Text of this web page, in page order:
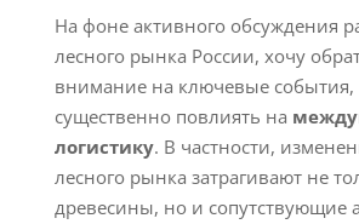
На фоне активного обсуждения
лесного рынка России, хочу
внимание на ключевые события,
существенно повлиять на
логистику. В частности,
лесного рынка затрагивают не
древесины, но и сопутствующие